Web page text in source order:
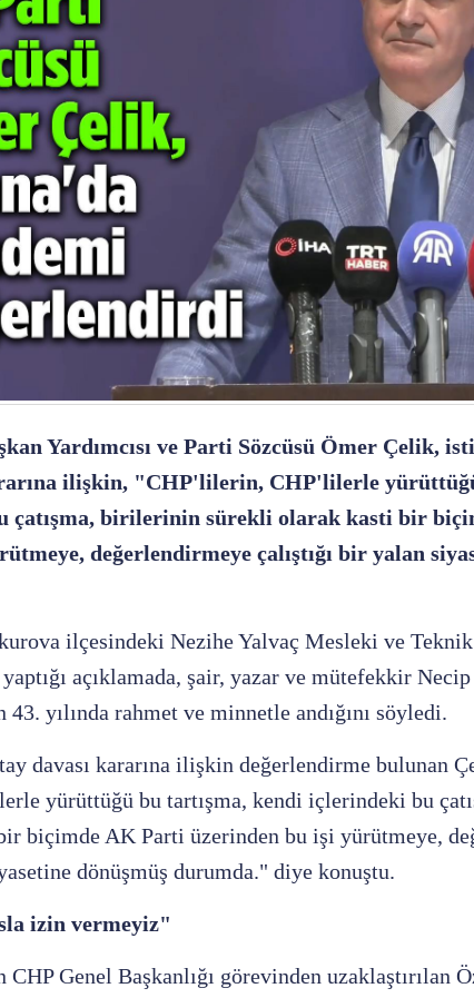
Yardımcısı ve Parti Sözcüsü Ömer Çelik,
ilişkin, "CHP'lilerin, CHP'lilerle
çatışma, birilerinin sürekli olarak kasti bir
değerlendirmeye çalıştığı bir yalan
ilçesindeki Nezihe Yalvaç Mesleki ve
açıklamada, şair, yazar ve mütefekkir Necip
43. yılında rahmet ve minnetle andığını söyledi.
davası kararına ilişkin değerlendirme bulunan
yürüttüğü bu tartışma, kendi içlerindeki bu
biçimde AK Parti üzerinden bu işi yürütmeye,
dönüşmüş durumda." diye konuştu.
izin vermeyiz"
Genel Başkanlığı görevinden uzaklaştırılan